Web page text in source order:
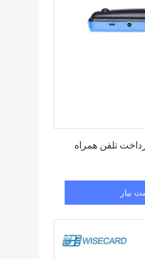
تلفن همراه
بیار